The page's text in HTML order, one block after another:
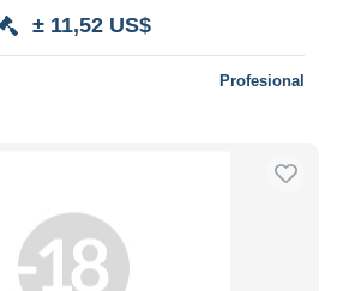
± 11,52 US$
Profesional